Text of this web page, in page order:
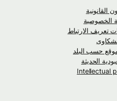
الارتباط
حسب البلد
الحديثة